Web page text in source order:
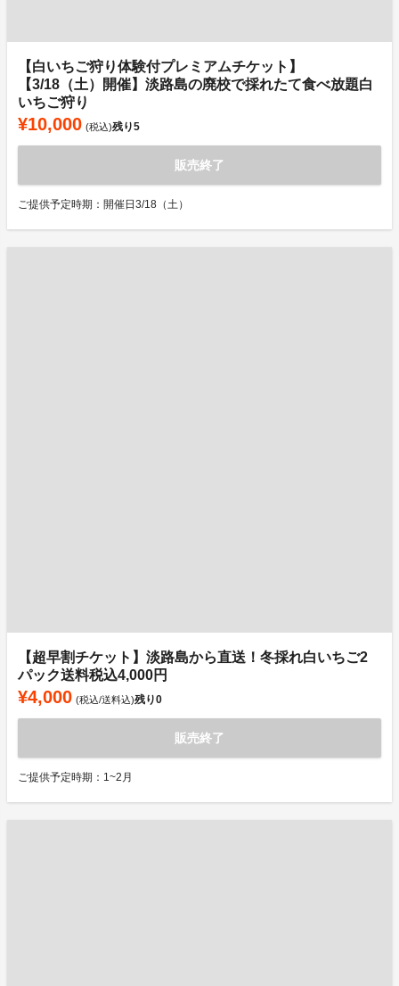
【白いちご狩り体験付プレミアムチケット】
【3/18（土）開催】淡路島の廃校で採れたて食べ放題白
いちご狩り
¥10,000 (税込)残り5
販売終了
ご提供予定時期：開催日3/18（土）
【超早割チケット】淡路島から直送！冬採れ白いちご2
パック送料税込4,000円
¥4,000 (税込/送料込)残り0
販売終了
ご提供予定時期：1~2月